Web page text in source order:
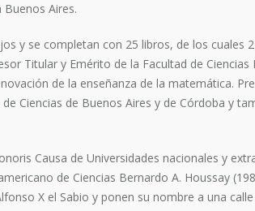
Aires.
y se completan con 25 libros, de los
Titular y Emérito de la Facultad de
de la enseñanza de la matemática.
Ciencias de Buenos Aires y de Córdoba y
Causa de Universidades nacionales y
de Ciencias Bernardo A. Houssay
X el Sabio y ponen su nombre a una